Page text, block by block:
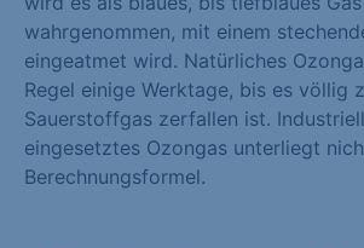
wahrgenommen, mit einem
eingeatmet wird. Natürliches
Regel einige Werktage, bis es völlig
Sauerstoffgas zerfallen ist.
eingesetztes Ozongas unterliegt
Berechnungsformel.